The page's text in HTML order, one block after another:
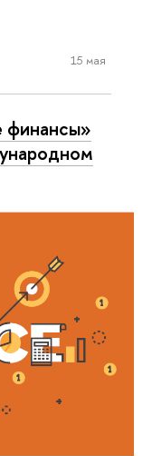
15 мая
финансы»